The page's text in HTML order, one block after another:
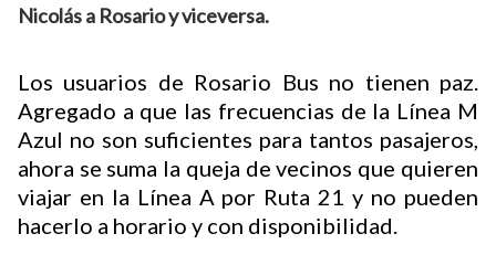
Nicolás a Rosario y viceversa.
Los usuarios de Rosario Bus no tienen paz.
Agregado a que las frecuencias de la Línea M
Azul no son suficientes para tantos pasajeros,
ahora se suma la queja de vecinos que quieren
viajar en la Línea A por Ruta 21 y no pueden
hacerlo a horario y con disponibilidad.